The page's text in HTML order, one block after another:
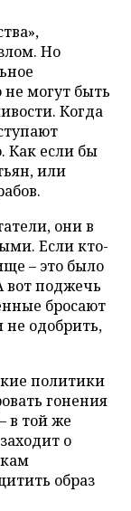
Но
могут быть
Когда
Как если бы
или
они в
Если кто-
– это было
вот поджечь
бросают
не одобрить,
политики
гонения
в той же
о
образ